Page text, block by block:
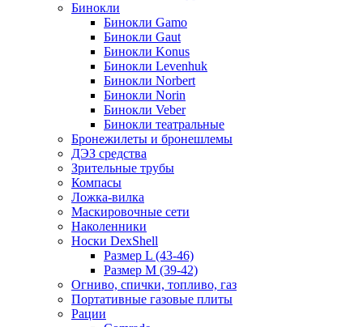
Бинокли
Бинокли Gamo
Бинокли Gaut
Бинокли Konus
Бинокли Levenhuk
Бинокли Norbert
Бинокли Norin
Бинокли Veber
Бинокли театральные
Бронежилеты и бронешлемы
ДЭЗ средства
Зрительные трубы
Компасы
Ложка-вилка
Маскировочные сети
Наколенники
Носки DexShell
Размер L (43-46)
Размер M (39-42)
Огниво, спички, топливо, газ
Портативные газовые плиты
Рации